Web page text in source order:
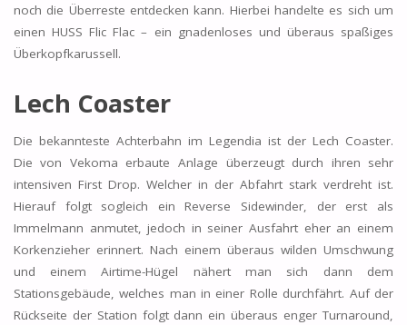
noch die Überreste entdecken kann. Hierbei handelte es sich um
einen HUSS Flic Flac – ein gnadenloses und überaus spaßiges
Überkopfkarussell.
Lech Coaster
Die bekannteste Achterbahn im Legendia ist der Lech Coaster.
Die von Vekoma erbaute Anlage überzeugt durch ihren sehr
intensiven First Drop. Welcher in der Abfahrt stark verdreht ist.
Hierauf folgt sogleich ein Reverse Sidewinder, der erst als
Immelmann anmutet, jedoch in seiner Ausfahrt eher an einem
Korkenzieher erinnert. Nach einem überaus wilden Umschwung
und einem Airtime-Hügel nähert man sich dann dem
Stationsgebäude, welches man in einer Rolle durchfährt. Auf der
Rückseite der Station folgt dann ein überaus enger Turnaround,